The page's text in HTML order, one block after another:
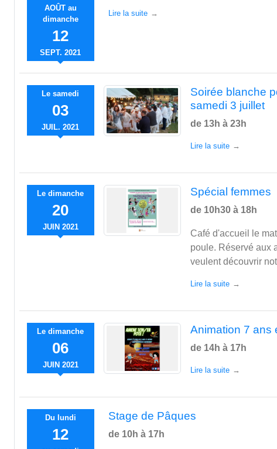
AOÛTau
dimanche
12
SEPT. 2021
Lire la suite
Lesamedi
03
JUIL. 2021
Soirée blanche
samedi 3 juillet
de 13h à 23h
Lire la suite
Ledimanche
20
JUIN 2021
Spécial femmes
de 10h30 à 18h
Café d'accueil le
poule. Réservé aux
veulent découvrir
Lire la suite
Ledimanche
06
JUIN 2021
Animation 7 ans
de 14h à 17h
Lire la suite
Du lundi
12
Stage de Pâques
de 10h à 17h